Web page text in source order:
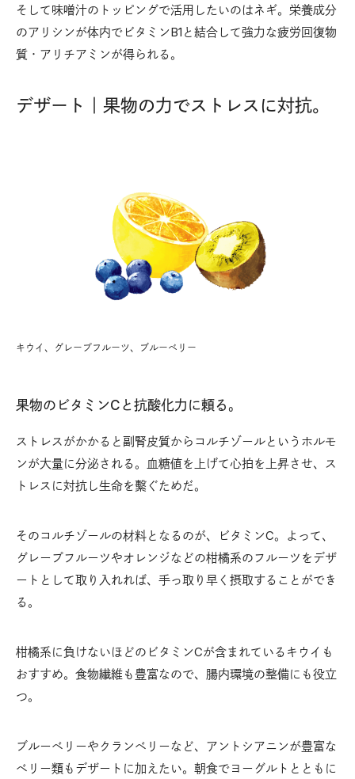
そして味噌汁のトッピングで活用したいのはネギ。栄養成分
のアリシンが体内でビタミンB1と結合して強力な疲労回復物
質・アリチアミンが得られる。
デザート｜果物の力でストレスに対抗。
キウイ、グレープフルーツ、ブルーベリー
果物のビタミンCと抗酸化力に頼る。
ストレスがかかると副腎皮質からコルチゾールというホルモ
ンが大量に分泌される。血糖値を上げて心拍を上昇させ、ス
トレスに対抗し生命を繫ぐためだ。
そのコルチゾールの材料となるのが、ビタミンC。よって、
グレープフルーツやオレンジなどの柑橘系のフルーツをデザ
ートとして取り入れれば、手っ取り早く摂取することができ
る。
柑橘系に負けないほどのビタミンCが含まれているキウイも
おすすめ。食物繊維も豊富なので、腸内環境の整備にも役立
つ。
ブルーベリーやクランベリーなど、アントシアニンが豊富な
ベリー類もデザートに加えたい。朝食でヨーグルトとともに